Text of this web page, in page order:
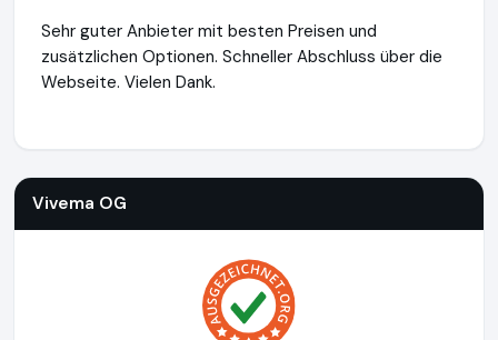
Sehr guter Anbieter mit besten Preisen und
zusätzlichen Optionen. Schneller Abschluss über die
Webseite. Vielen Dank.
Vivema OG